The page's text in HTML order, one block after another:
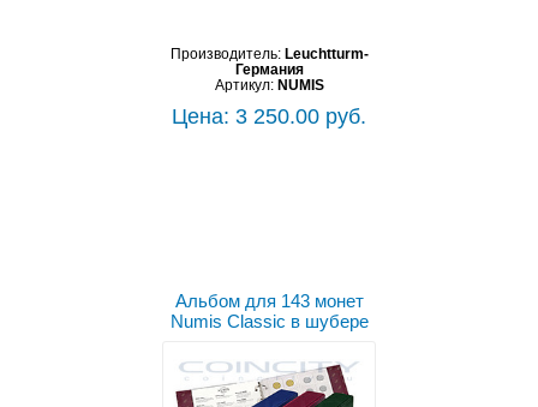
Производитель: Leuchtturm-
Германия
Артикул: NUMIS
Цена: 3 250.00 руб.
Альбом для 143 монет
Numis Classic в шубере